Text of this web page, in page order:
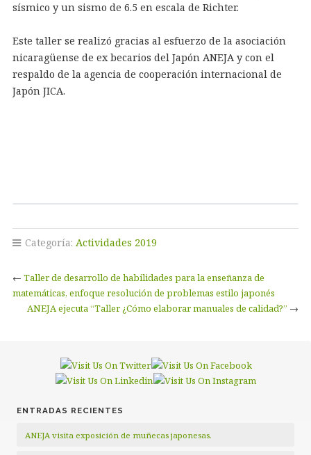
sísmico y un sismo de 6.5 en escala de Richter.
Este taller se realizó gracias al esfuerzo de la asociación
nicaragüense de ex becarios del Japón ANEJA y con el
respaldo de la agencia de cooperación internacional de
Japón JICA.
Categoría: Actividades 2019
← Taller de desarrollo de habilidades para la enseñanza de
matemáticas, enfoque resolución de problemas estilo japonés
ANEJA ejecuta “Taller ¿Cómo elaborar manuales de calidad?” →
ENTRADAS RECIENTES
ANEJA visita exposición de muñecas japonesas.